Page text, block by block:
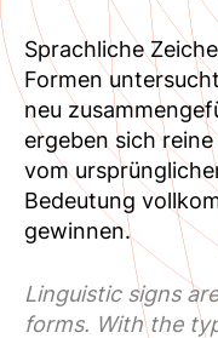
Sprachliche
Formen
neu
ergeben sich
vom
Bedeutung
gewinnen.
Linguistic signs
forms. With the